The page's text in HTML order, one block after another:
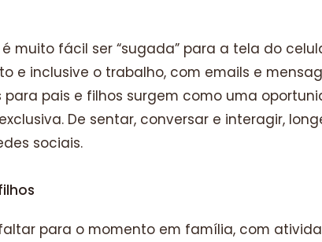
muito fácil ser “sugada” para a tela do
e inclusive o trabalho, com emails e
pais e filhos surgem como uma
De sentar, conversar e interagir,
sociais.
para o momento em família, com